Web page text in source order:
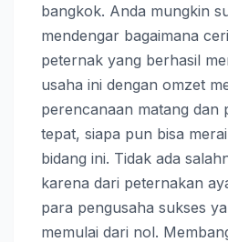
bangkok. Anda mungkin
mendengar bagaimana
peternak yang berhasil
usaha ini dengan omzet
perencanaan matang dan
tepat, siapa pun bisa
bidang ini. Tidak ada
karena dari peternakan
para pengusaha sukses
memulai dari nol.